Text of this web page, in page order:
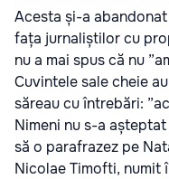
Acesta și-a
fața jurnaliștilor cu
nu a mai spus că nu
Cuvintele sale cheie
săreau cu întrebări:
Nimeni nu s-a
să o parafrazez pe
Nicolae Timofti, numit